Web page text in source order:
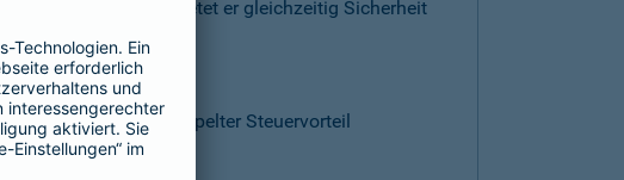
Somit bietet er gleichzeitig Sicherheit
und doppelter Steuervorteil